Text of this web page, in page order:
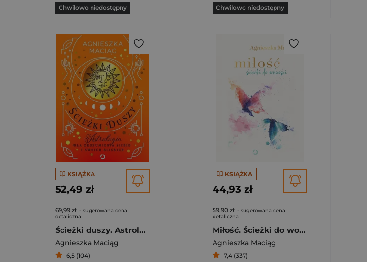
Chwilowo niedostępny Chwilowo niedostępny
KSIĄŻKA
52,49 zł
69,99 zł - sugerowana cena
detaliczna
Ścieżki duszy. Astrologia dla zrozumienia siebie i swoich bliskich
Agnieszka Maciąg
6,5 (104)
KSIĄŻKA
44,93 zł
59,90 zł - sugerowana cena
detaliczna
Miłość. Ścieżki do wolności
Agnieszka Maciąg
7,4 (337)